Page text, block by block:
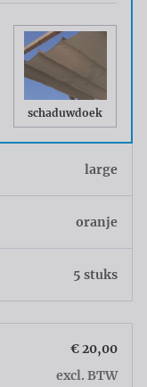
schaduwdoek
large
oranje
5 stuks
€ 20,00
excl. BTW